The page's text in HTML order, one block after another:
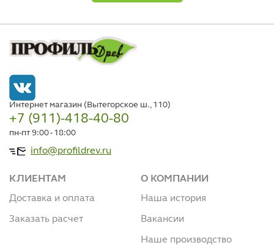
Интернет магазин (Вытегорское ш., 110)
+7 (911)-418-40-80
пн-пт 9:00 - 18:00
info@profildrev.ru
КЛИЕНТАМ
Доставка и оплата
Заказать расчет
О КОМПАНИИ
Наша история
Вакансии
Наше производство